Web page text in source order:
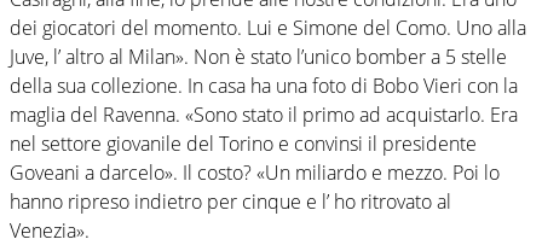
dei giocatori del momento. Lui e Simone del Como. Uno alla
Juve, l’ altro al Milan». Non è stato l’unico bomber a 5 stelle
della sua collezione. In casa ha una foto di Bobo Vieri con la
maglia del Ravenna. «Sono stato il primo ad acquistarlo. Era
nel settore giovanile del Torino e convinsi il presidente
Goveani a darcelo». Il costo? «Un miliardo e mezzo. Poi lo
hanno ripreso indietro per cinque e l’ ho ritrovato al
Venezia».